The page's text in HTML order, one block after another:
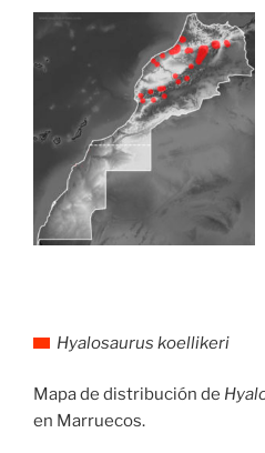
Hyalosaurus koellikeri
Mapa de distribución de
en Marruecos.